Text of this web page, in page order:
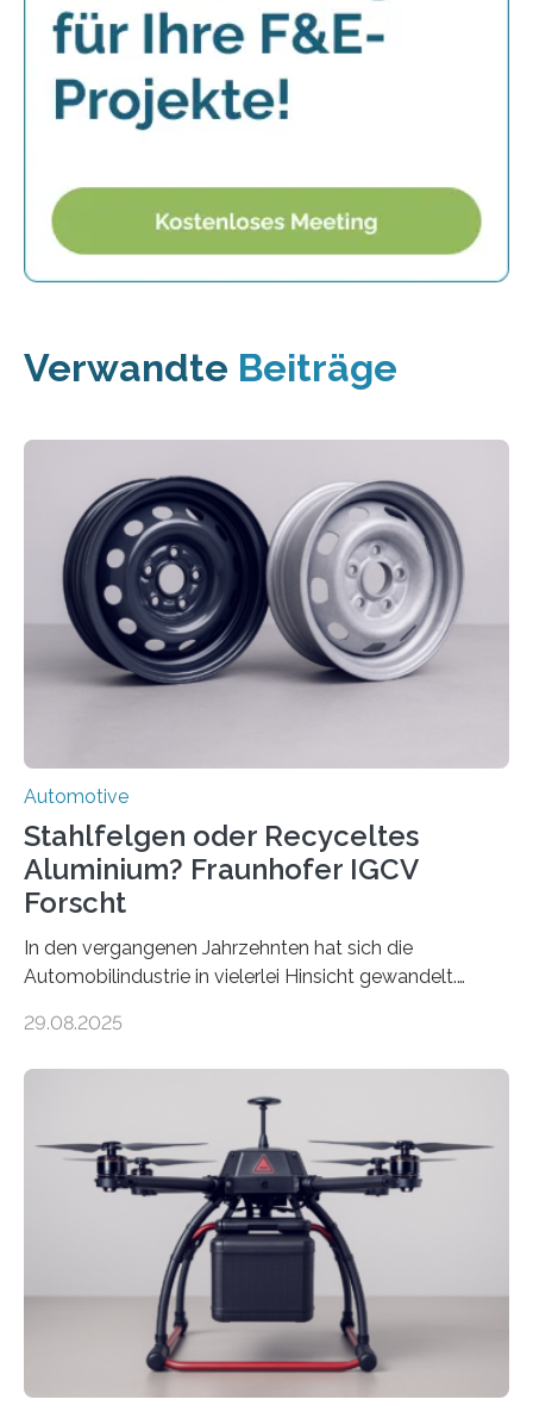
Verwandte Beiträge
Automotive
Stahlfelgen oder Recyceltes
Aluminium? Fraunhofer IGCV
Forscht
In den vergangenen Jahrzehnten hat sich die
Automobilindustrie in vielerlei Hinsicht gewandelt.
hat Aluminium aufgrund seiner Leichtigkeit und
auch grundlegende Fragen betreffend Nachhaltigkeit
und Ressourcennutzung auf. Insbesondere die
Herstellung von Aluminium ist sehr energieintensiv und
verursacht erhebliche CO2-Emissionen, verglichen mit
Rohstahl sogar das zehnfache. Forschende des
Fraunhofer-Instituts für Gießerei-, Composite- und
Verarbeitungstechnik IGCV wollen…
29.08.2025